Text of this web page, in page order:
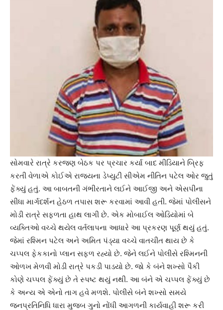
સોમવારે રાત્રે કરજણ બેઠક પર પ્રચાર કર્યા બાદ મીડિયાને બ્રિફ
કરતી વેળાએ કોઈએ રાજ્યના ડેપ્યુટી સીએમ નીતિન પટેલ ઓર જુતું
ફેંક્યું હતું. આ બાબતની ગંભીરતાને લઈને આઈજી અને એસપીના
સીધા માર્ગદર્શન હેઠળ તપાસ શરૂ કરવામાં આવી હતી. જેમાં પોલીસને
મોડી રાત્રે સફળતા હાથ લાગી છે. એક મોબાઈલ ઓડિયોમાં બે
વ્યક્તિઓ વચ્ચે થયેલ વર્તલાપના આધારે આ પ્રકરણ પૂર્ણ થયું હતું.
જેમાં રશ્મિન પટેલ અને અમિત પંડ્યા વચ્ચે વાતચીત થાય છે કે
ચપ્પલ ફેકકાનો પ્લાન સફળ રહ્યો છે. જેને લઈને પોલીસે રશ્મિનની
ઓળખ મેળવી મોડી રાત્રે પકડી પાડયો છે. જો કે બંને શખ્સો પૈકી
કોણે ચપ્પલ ફેંક્યું છે તે સ્પષ્ટ થયું નથી. આ બંને એ ચપ્પલ ફેંક્યું છે
કે અન્ય એ એનો તાગ હવે મળશે. પોલીસે બંને શખ્સો સમયે
જનપ્રતિનિધિ ધારા મુજબ ગુનો નોંધી આગળની કાર્યવાહી શરૂ કરી